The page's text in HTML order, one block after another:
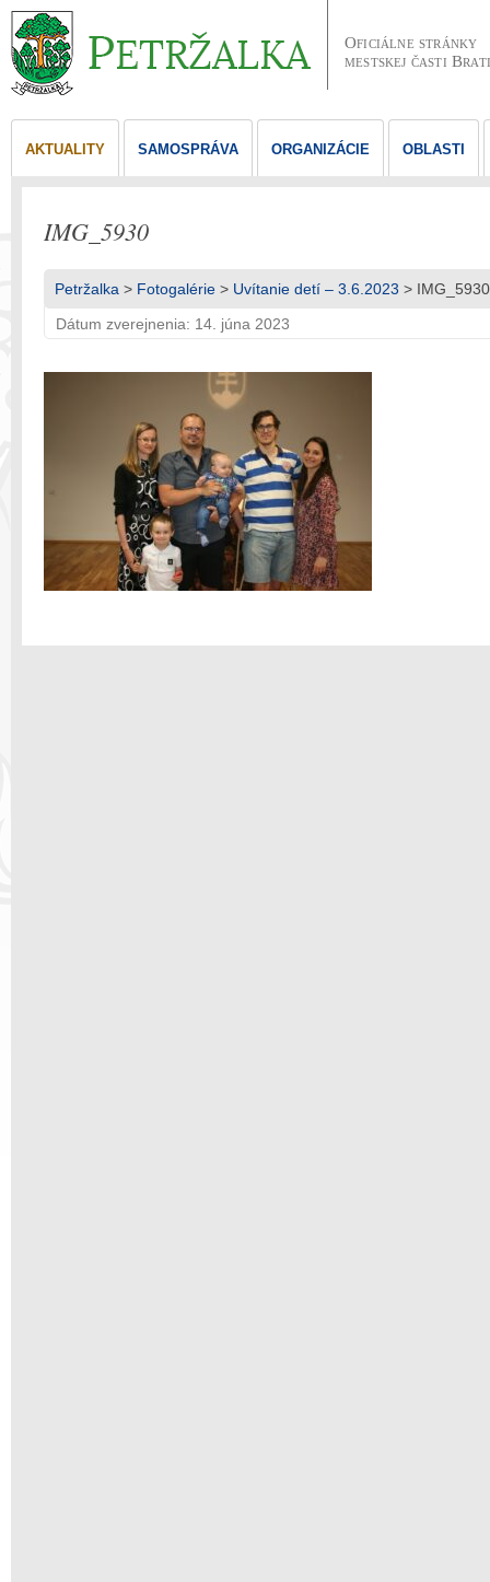
Oficiálne stránky
mestskej časti
AKTUALITY SAMOSPRÁVA ORGANIZÁCIE OBLASTI
IMG_5930
Petržalka > Fotogalérie > Uvítanie detí – 3.6.2023 > IMG_5930
Dátum zverejnenia: 14. júna 2023